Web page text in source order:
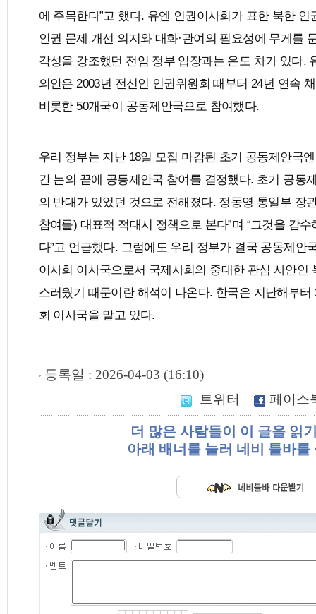
에 주목한다”고 했다. 유엔 인권이사회가 표한 북한
인권 문제 개선 의지와 대화·관여의 필요성에 무게를
각성을 강조했던 전임 정부 입장과는 온도 차가 있다.
의안은 2003년 전신인 인권위원회 때부터 24년 연속
비롯한 50개국이 공동제안국으로 참여했다.
우리 정부는 지난 18일 모집 마감된 초기 공동제안국
간 논의 끝에 공동제안국 참여를 결정했다. 초기 공동
의 반대가 있었던 것으로 전해졌다. 정동영 통일부 장
참여를) 대표적 적대시 정책으로 본다”며 “그것을 감
다”고 언급했다. 그럼에도 우리 정부가 결국 공동제안
이사회 이사국으로서 국제사회의 중대한 관심 사안인
스러웠기 때문이란 해석이 나온다. 한국은 지난해부
회 이사국을 맡고 있다.
등록일 : 2026-04-03 (16:10)
트위터
페이스
더 많은 사람들이 이 글을 읽
아래 배너를 눌러 네비 툴바를